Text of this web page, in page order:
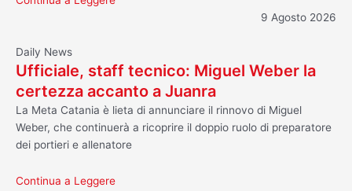
9 Agosto 2026
Daily News
Ufficiale, staff tecnico: Miguel Weber la
certezza accanto a Juanra
La Meta Catania è lieta di annunciare il rinnovo di Miguel
Weber, che continuerà a ricoprire il doppio ruolo di preparatore
dei portieri e allenatore
Continua a Leggere